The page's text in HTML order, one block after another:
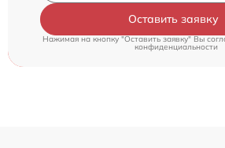
Оставить заявку
Нажимая на кнопку "Оставить заявку" Вы
конфиденциальности